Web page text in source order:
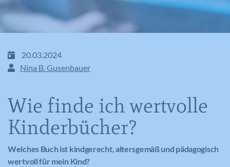
20.03.2024
Nina B. Gusenbauer
Wie finde ich wertvolle
Kinderbücher?
Welches Buch ist kindgerecht, altersgemäß und pädagogisch
wertvoll für mein Kind?